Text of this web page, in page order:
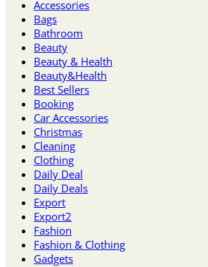
Accessories
Bags
Bathroom
Beauty
Beauty & Health
Beauty&Health
Best Sellers
Booking
Car Accessories
Christmas
Cleaning
Clothing
Daily Deal
Daily Deals
Export
Export2
Fashion
Fashion & Clothing
Gadgets